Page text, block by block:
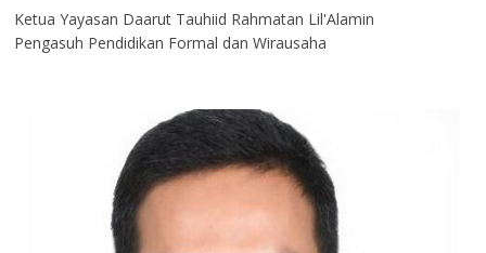
Ketua Yayasan Daarut Tauhiid Rahmatan Lil'Alamin
Pengasuh Pendidikan Formal dan Wirausaha